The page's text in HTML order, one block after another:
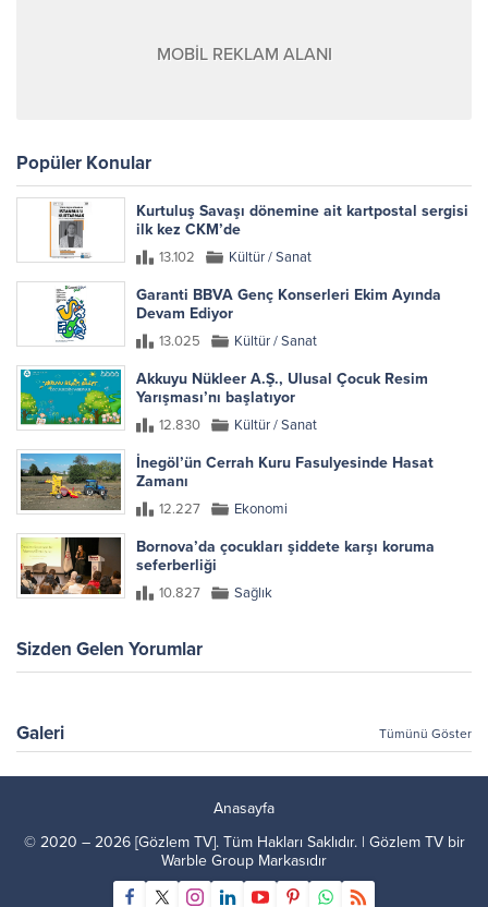
MOBİL REKLAM ALANI
Popüler Konular
Kurtuluş Savaşı dönemine ait kartpostal sergisi
ilk kez CKM’de
13.102 Kültür / Sanat
Garanti BBVA Genç Konserleri Ekim Ayında
Devam Ediyor
13.025 Kültür / Sanat
Akkuyu Nükleer A.Ş., Ulusal Çocuk Resim
Yarışması’nı başlatıyor
12.830 Kültür / Sanat
İnegöl’ün Cerrah Kuru Fasulyesinde Hasat
Zamanı
12.227 Ekonomi
Bornova’da çocukları şiddete karşı koruma
seferberliği
10.827 Sağlık
Sizden Gelen Yorumlar
Galeri Tümünü Göster
Anasayfa
© 2020 – 2026 [Gözlem TV]. Tüm Hakları Saklıdır. | Gözlem TV bir
Warble Group Markasıdır